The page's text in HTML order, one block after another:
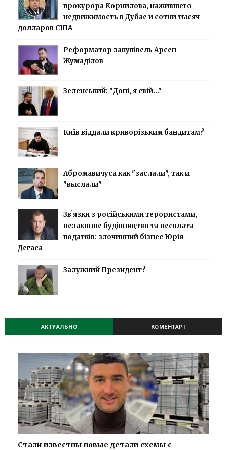
прокурора Корнилова, нажившего
недвижимость в Дубае и сотни тысяч
долларов США
Реформатор закупівель Арсен
Жумаділов
Зеленський: "Доні, я свій..."
Київ віддали криворізьким бандитам?
Абромавичуса как "заслали", так и
"выслали"
Звʼязки з російськими терористами,
незаконне будівництво та несплата
податків: злочинний бізнес Юрія
Дегаса
Залужний Президент?
АКТУАЛЬНО КОМЕНТАРІ
Стали известны новые детали схемы с